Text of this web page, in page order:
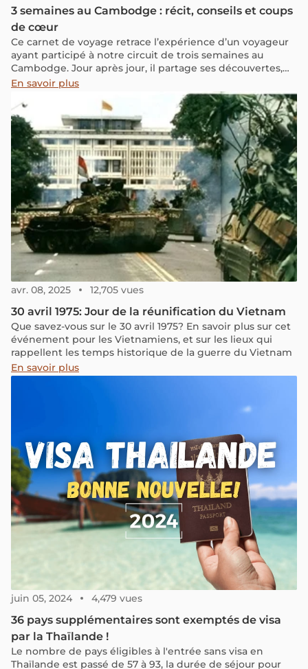
3 semaines au Cambodge : récit, conseils et coups
de cœur
Ce carnet de voyage retrace l’expérience d’un voyageur
ayant participé à notre circuit de trois semaines au
Cambodge. Jour après jour, il partage ses découvertes,
ses impressions et ses moments forts, offrant un regard
authentique sur ce pays aux multiples facettes. Entre
temples majestueux, paysages grandioses et rencontres
marquantes, cet itinéraire permet de mieux
appréhender la culture khmère. Si vous préparez un
voyage au Cambodge, ce récit pourra vous donner des
idées pour construire votre propre parcours à travers ces
terres riches en histoire et en traditions.
En savoir plus
avr. 08, 2025 12,705 vues
30 avril 1975: Jour de la réunification du Vietnam
Que savez-vous sur le 30 avril 1975? En savoir plus sur cet
événement pour les Vietnamiens, et sur les lieux qui
rappellent les temps historique de la guerre du Vietnam
En savoir plus
juin 05, 2024 4,479 vues
36 pays supplémentaires sont exemptés de visa
par la Thaïlande !
Le nombre de pays éligibles à l'entrée sans visa en
Thaïlande est passé de 57 à 93, la durée de séjour pour